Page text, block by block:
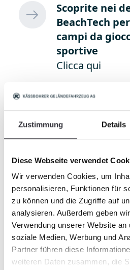
Zustimmung Details
Diese Webseite verwendet
Wir verwenden Cookies, um
personalisieren, Funktionen für
zu können und die Zugriffe auf
analysieren. Außerdem geben
Verwendung unserer Website
soziale Medien, Werbung und
Partner führen diese
weiteren Daten zusammen, die
Scoprite nei
BeachTech
campi da
sportive
Clicca qui
Il BeachTech Sweepy si
spazzaneve, spazzatrice
fresa neve in pochissimo
disponibili ulteriori